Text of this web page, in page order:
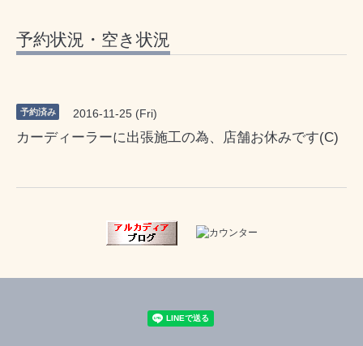
予約状況・空き状況
予約済み 2016-11-25 (Fri)
カーディーラーに出張施工の為、店舗お休みです(C)